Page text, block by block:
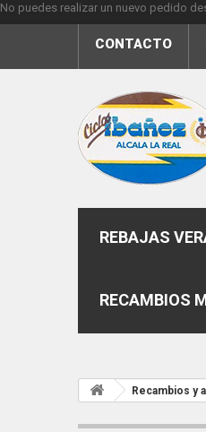
No puedes realizar un nuevo pedido
CONTACTO
REBAJAS
RECAMBIOS
Recambios y